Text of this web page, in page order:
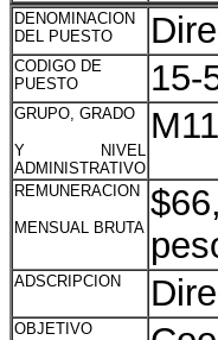
DENOMINACION
DEL PUESTO
CODIGO DE
PUESTO
15-
GRUPO, GRADO
Y NIVEL
ADMINISTRATIVO
M11
REMUNERACION
MENSUAL BRUTA
ADSCRIPCION
OBJETIVO